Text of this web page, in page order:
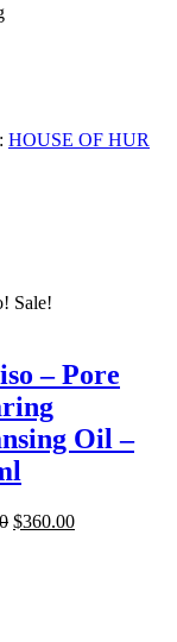
HOUSE OF HUR
Sale!
– Pore
Oil –
$360.00